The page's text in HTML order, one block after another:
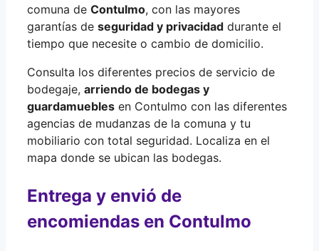
comuna de Contulmo, con las mayores
garantías de seguridad y privacidad durante el
tiempo que necesite o cambio de domicilio.
Consulta los diferentes precios de servicio de
bodegaje, arriendo de bodegas y
guardamuebles en Contulmo con las diferentes
agencias de mudanzas de la comuna y tu
mobiliario con total seguridad. Localiza en el
mapa donde se ubican las bodegas.
Entrega y envió de
encomiendas en Contulmo